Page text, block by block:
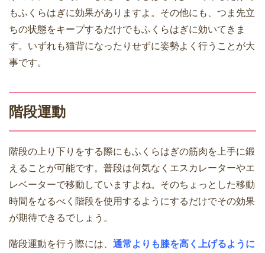
もふくらはぎに効果がありますよ。その他にも、つま先立
ちの状態をキープするだけでもふくらはぎに効いてきま
す。いずれも猫背になったりせずに姿勢よく行うことが大
事です。
階段運動
階段の上り下りをする際にもふくらはぎの筋肉を上手に鍛
えることが可能です。普段は何気なくエスカレーターやエ
レベーターで移動していますよね。そのちょっとした移動
時間をなるべく階段を使用するようにするだけでその効果
が期待できるでしょう。
階段運動を行う際には、 通常よりも膝を高く上げるように